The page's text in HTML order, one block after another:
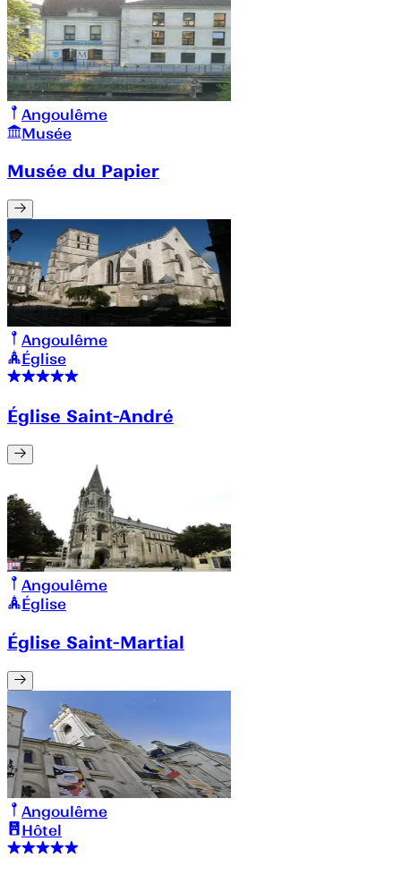
Angoulême
Musée
Musée du Papier
Angoulême
Église
Église Saint-André
Angoulême
Église
Église Saint-Martial
Angoulême
Hôtel